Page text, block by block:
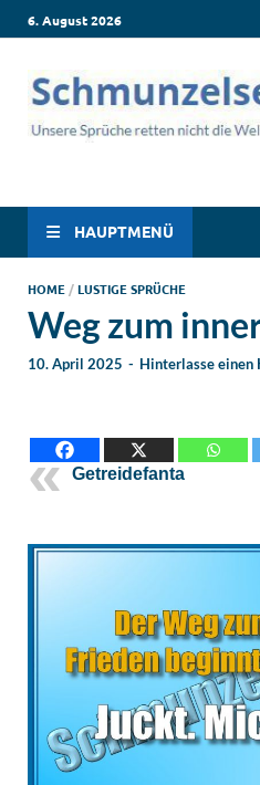
6. August 2026
Coole
für
für jede Situation: Leben, Job,
ist hier garantiert!
HAUPTMENÜ
HOME /LUSTIGE SPRÜCHE
Weg zum
10. April 2025 - Hinterlasse einen
Getreidefanta